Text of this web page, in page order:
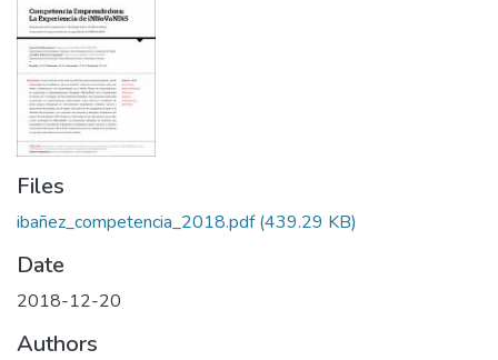
All of DSpace
Statistics
Policies
Files
ibañez_competencia_2018.pdf(439.29 KB)
Date
2018-12-20
Authors